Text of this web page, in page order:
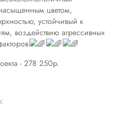
цветом,
устойчивый к
воздействию агрессивных
- 278 250р.